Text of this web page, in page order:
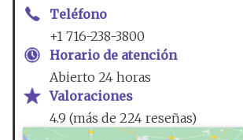
Teléfono
+1 716-238-3800
Horario de atención
Abierto 24 horas
Valoraciones
4.9 (más de 224 reseñas)